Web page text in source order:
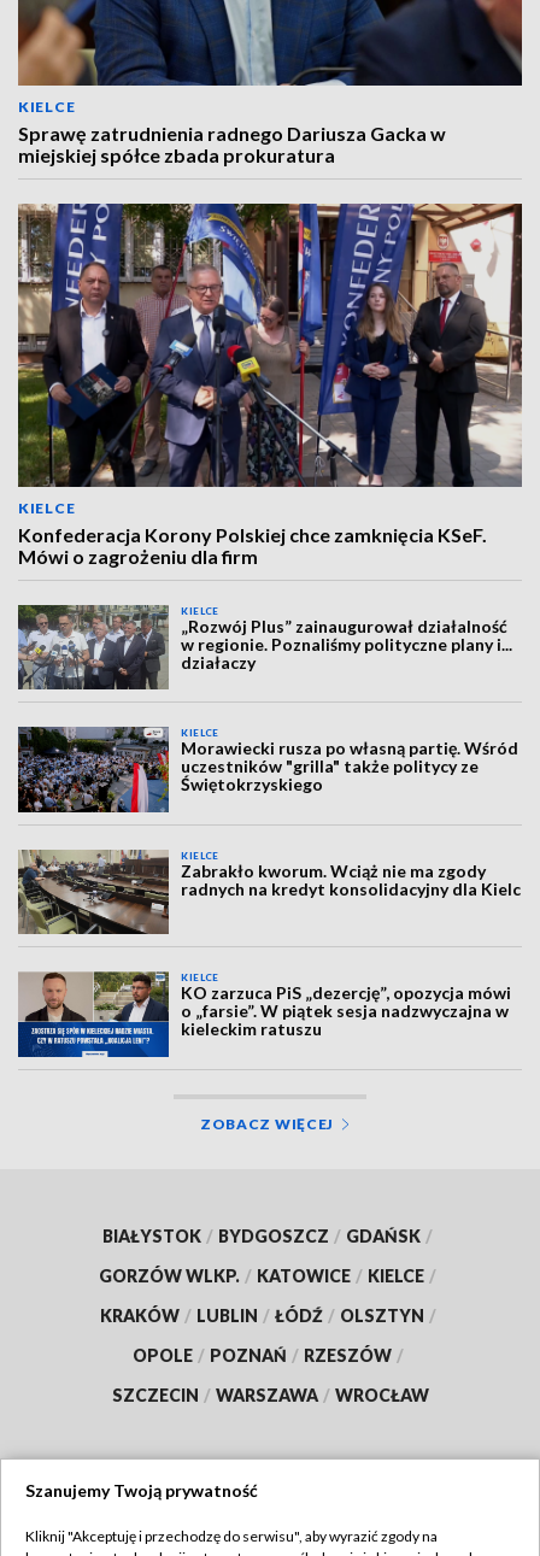
KIELCE
Sprawę zatrudnienia radnego Dariusza Gacka w
miejskiej spółce zbada prokuratura
KIELCE
Konfederacja Korony Polskiej chce zamknięcia KSeF.
Mówi o zagrożeniu dla firm
KIELCE
„Rozwój Plus” zainaugurował działalność
w regionie. Poznaliśmy polityczne plany i...
działaczy
KIELCE
Morawiecki rusza po własną partię. Wśród
uczestników "grilla" także politycy ze
Świętokrzyskiego
KIELCE
Zabrakło kworum. Wciąż nie ma zgody
radnych na kredyt konsolidacyjny dla Kielc
KIELCE
KO zarzuca PiS „dezercję”, opozycja mówi
o „farsie”. W piątek sesja nadzwyczajna w
kieleckim ratuszu
ZOBACZ WIĘCEJ
BIAŁYSTOK / BYDGOSZCZ / GDAŃSK /
GORZÓW WLKP. / KATOWICE / KIELCE /
KRAKÓW / LUBLIN / ŁÓDŹ / OLSZTYN /
OPOLE / POZNAŃ / RZESZÓW /
SZCZECIN / WARSZAWA / WROCŁAW
Szanujemy Twoją prywatność
Kliknij "Akceptuję i przechodzę do serwisu", aby wyrazić zgody na